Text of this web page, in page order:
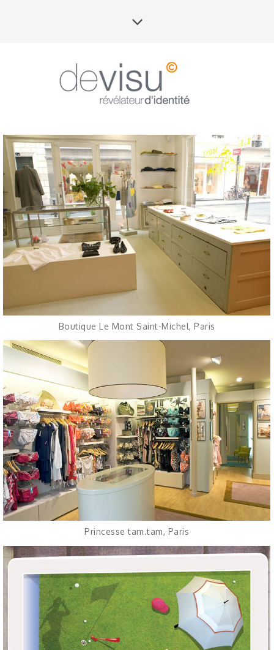
Boutique Le Mont Saint-Michel, Paris
Princesse tam.tam, Paris